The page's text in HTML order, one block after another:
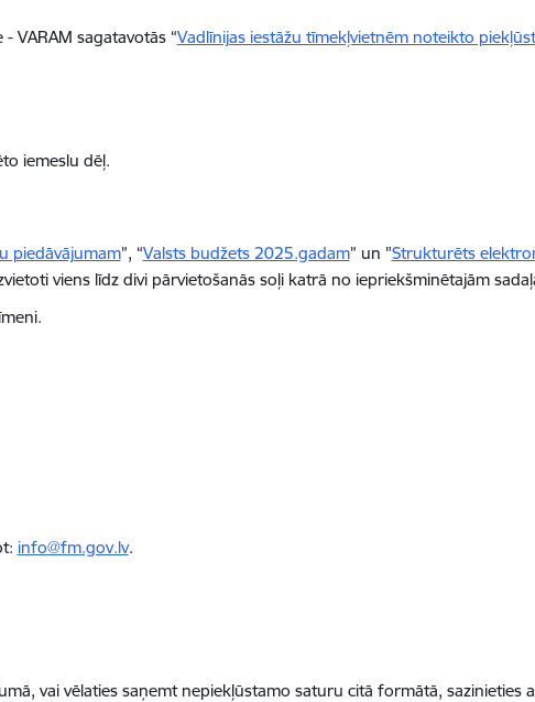
- VARAM sagatavotās “Vadlīnijas iestāžu tīmekļvietnēm noteikto
iemeslu dēļ.
piedāvājumam”, “Valsts budžets 2025.gadam” un "Strukturēts
viens līdz divi pārvietošanās soļi katrā no iepriekšminētajām
info@fm.gov.lv.
vai vēlaties saņemt nepiekļūstamo saturu citā formātā, sazinieties